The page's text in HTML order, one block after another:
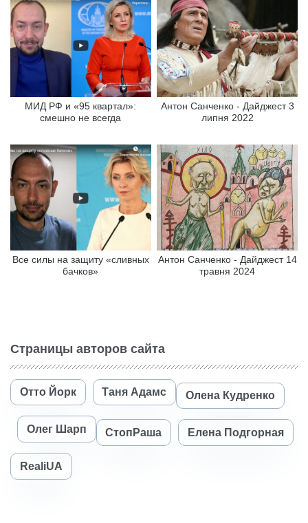
МИД РФ и «95 квартал»:
смешно не всегда
Антон Санченко - Дайджест 3
липня 2022
Все силы на защиту «сливных
бачков»
Антон Санченко - Дайджест 14
травня 2024
Страницы авторов сайта
Отто Йорк Таня Адамс Олена Кудренко
Олег Шарп СтопРаша Елена Подгорная
RealiUA